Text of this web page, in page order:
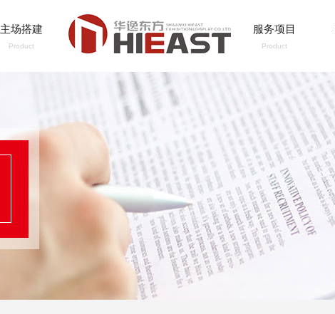
主场搭建
Product
服务项目
Product